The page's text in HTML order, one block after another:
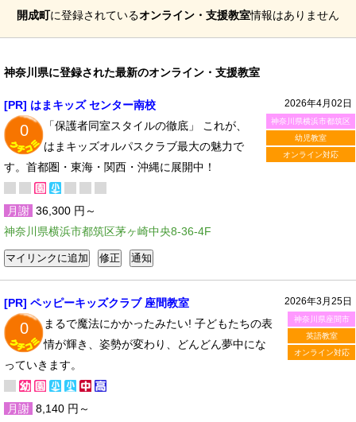
開成町に登録されているオンライン・支援教室情報はありません
神奈川県に登録された最新のオンライン・支援教室
2026年4月02日
神奈川県横浜市都筑区
幼児教室
オンライン対応
[PR] はまキッズ センター南校
0
「保護者同室スタイルの徹底」 これが、
はまキッズオルパスクラブ最大の魅力で
す。首都圏・東海・関西・沖縄に展開中！
月謝 36,300 円～
神奈川県横浜市都筑区茅ヶ崎中央8-36-4F
2026年3月25日
神奈川県座間市
英語教室
オンライン対応
[PR] ペッピーキッズクラブ 座間教室
0
まるで魔法にかかったみたい! 子どもたちの表
情が輝き、姿勢が変わり、どんどん夢中にな
っていきます。
月謝 8,140 円～